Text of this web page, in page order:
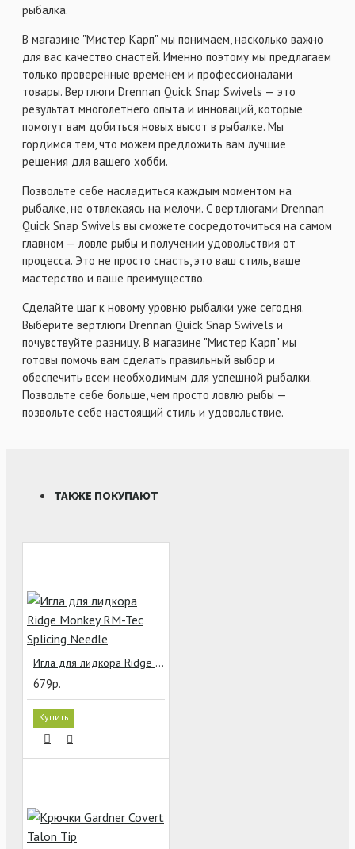
рыбалка.
В магазине "Мистер Карп" мы понимаем, насколько важно
для вас качество снастей. Именно поэтому мы предлагаем
только проверенные временем и профессионалами
товары. Вертлюги Drennan Quick Snap Swivels — это
результат многолетнего опыта и инноваций, которые
помогут вам добиться новых высот в рыбалке. Мы
гордимся тем, что можем предложить вам лучшие
решения для вашего хобби.
Позвольте себе насладиться каждым моментом на
рыбалке, не отвлекаясь на мелочи. С вертлюгами Drennan
Quick Snap Swivels вы сможете сосредоточиться на самом
главном — ловле рыбы и получении удовольствия от
процесса. Это не просто снасть, это ваш стиль, ваше
мастерство и ваше преимущество.
Сделайте шаг к новому уровню рыбалки уже сегодня.
Выберите вертлюги Drennan Quick Snap Swivels и
почувствуйте разницу. В магазине "Мистер Карп" мы
готовы помочь вам сделать правильный выбор и
обеспечить всем необходимым для успешной рыбалки.
Позвольте себе больше, чем просто ловлю рыбы —
позвольте себе настоящий стиль и удовольствие.
ТАКЖЕ ПОКУПАЮТ
Игла для лидкора Ridge Monkey RM-Tec Splicing Needle
679р.
Купить